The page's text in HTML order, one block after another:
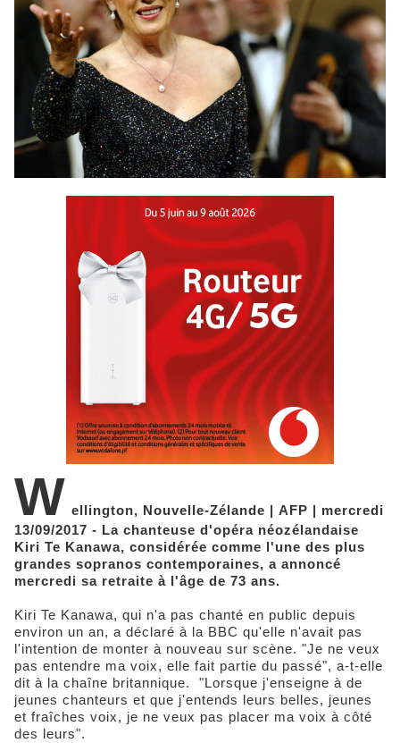
W ellington, Nouvelle-Zélande | AFP | mercredi
13/09/2017 - La chanteuse d'opéra néozélandaise
Kiri Te Kanawa, considérée comme l'une des plus
grandes sopranos contemporaines, a annoncé
mercredi sa retraite à l'âge de 73 ans.
Kiri Te Kanawa, qui n'a pas chanté en public depuis
environ un an, a déclaré à la BBC qu'elle n'avait pas
l'intention de monter à nouveau sur scène. "Je ne veux
pas entendre ma voix, elle fait partie du passé", a-t-elle
dit à la chaîne britannique. "Lorsque j'enseigne à de
jeunes chanteurs et que j'entends leurs belles, jeunes
et fraîches voix, je ne veux pas placer ma voix à côté
des leurs".